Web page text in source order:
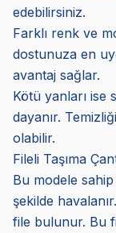
edebilirsiniz.
Farklı renk ve
dostunuza en
avantaj sağlar.
Kötü yanları ise
dayanır.
olabilir.
Fileli Taşıma
Bu modele
şekilde
file bulunur. Bu